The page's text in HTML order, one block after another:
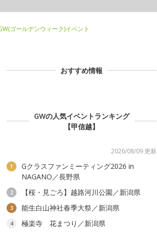
ゴールデンウィーク)イベント
おすすめ情報
GWの人気イベントランキング
【甲信越】
2026/08/09 更新
1
Gクラスファンミーティング2026 in
NAGANO／長野県
2 【桜・見ごろ】越路河川公園／新潟県
3 能生白山神社春季大祭／新潟県
4 極楽寺 花まつり／新潟県